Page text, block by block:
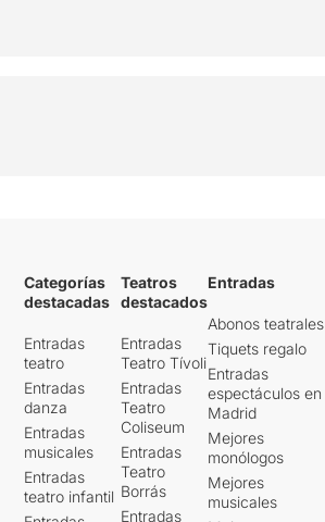
Categorías
destacadas
Entradas
teatro
Entradas
danza
Entradas
musicales
Entradas
teatro infantil
Teatros
destacados
Entradas
Teatro Tívoli
Entradas
Teatro
Coliseum
Entradas
Teatro
Borrás
Entradas
Entradas
Abonos teatrales
Tiquets regalo
Entradas
espectáculos en
Madrid
Mejores
monólogos
Mejores
musicales